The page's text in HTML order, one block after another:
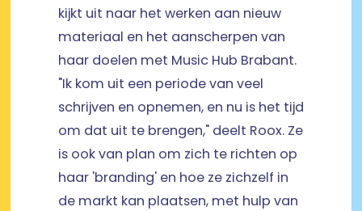
kijkt uit naar het werken aan nieuw
materiaal en het aanscherpen van
haar doelen met Music Hub Brabant.
"Ik kom uit een periode van veel
schrijven en opnemen, en nu is het tijd
om dat uit te brengen," deelt Roox. Ze
is ook van plan om zich te richten op
haar 'branding' en hoe ze zichzelf in
de markt kan plaatsen, met hulp van